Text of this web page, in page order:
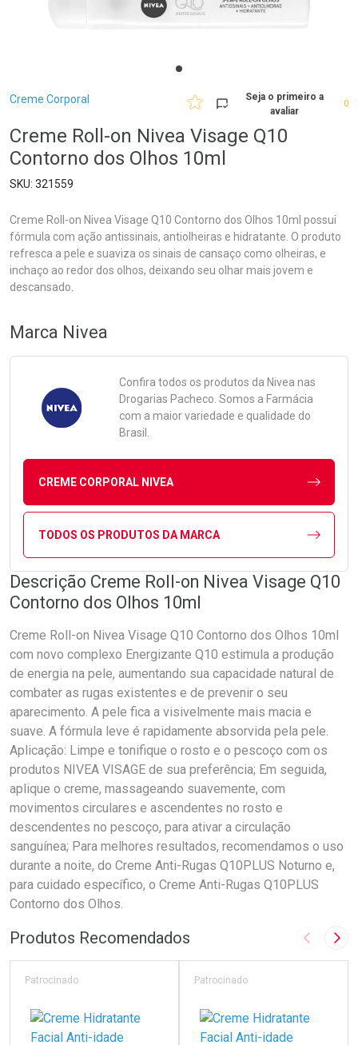
Breadcrumb
Creme Corporal
Seja o primeiro a
avaliar
0
Creme Roll-on Nivea Visage Q10
Contorno dos Olhos 10ml
321559
Creme Roll-on Nivea Visage Q10 Contorno dos Olhos 10ml possui
fórmula com ação antissinais, antiolheiras e hidratante. O produto
refresca a pele e suaviza os sinais de cansaço como olheiras, e
inchaço ao redor dos olhos, deixando seu olhar mais jovem e
descansado.
Marca Nivea
Confira todos os produtos da Nivea nas
Drogarias Pacheco. Somos a Farmácia
com a maior variedade e qualidade do
Brasil.
CREME CORPORAL NIVEA
TODOS OS PRODUTOS DA MARCA
Descrição Creme Roll-on Nivea Visage Q10
Contorno dos Olhos 10ml
Creme Roll-on Nivea Visage Q10 Contorno dos Olhos 10ml
com novo complexo Energizante Q10 estimula a produção
de energia na pele, aumentando sua capacidade natural de
combater as rugas existentes e de prevenir o seu
aparecimento. A pele fica a visivelmente mais macia e
suave. A fórmula leve é rapidamente absorvida pela pele.
Aplicação: Limpe e tonifique o rosto e o pescoço com os
produtos NIVEA VISAGE de sua preferência; Em seguida,
aplique o creme, massageando suavemente, com
movimentos circulares e ascendentes no rosto e
descendentes no pescoço, para ativar a circulação
sanguínea; Para melhores resultados, recomendamos o uso
durante a noite, do Creme Anti-Rugas Q10PLUS Noturno e,
para cuidado específico, o Creme Anti-Rugas Q10PLUS
Contorno dos Olhos.
Produtos Recomendados Imagem
Patrocinado Patrocinado